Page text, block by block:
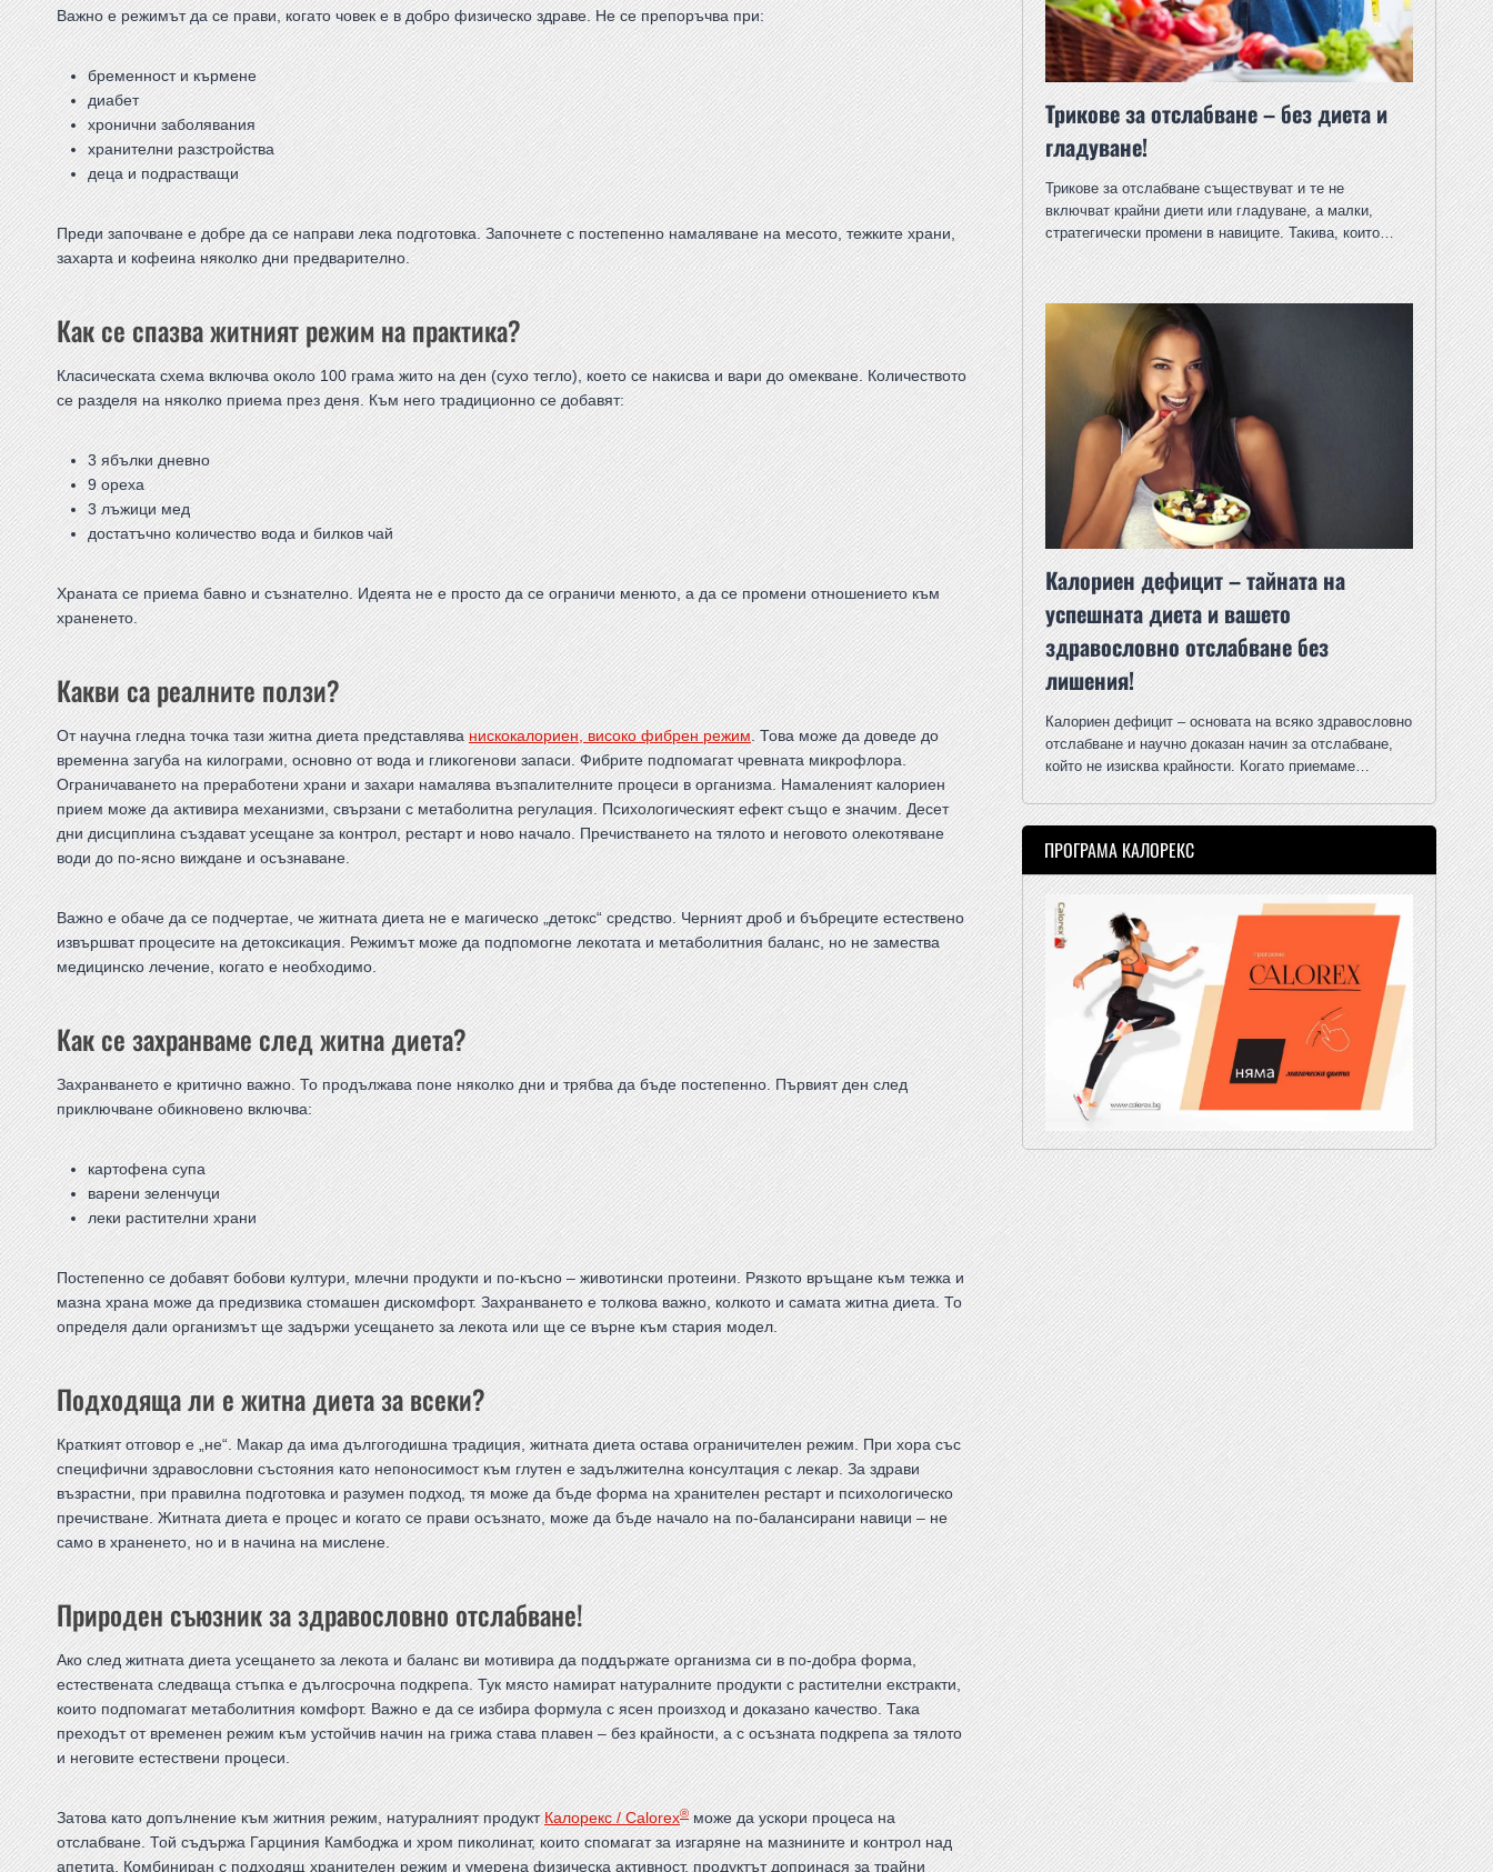
Важно е режимът да се прави, когато човек е в добро физическо здраве. Не се препоръчва при:
бременност и кърмене
диабет
хронични заболявания
хранителни разстройства
деца и подрастващи
Преди започване е добре да се направи лека подготовка. Започнете с постепенно намаляване на месото, тежките храни,
захарта и кофеина няколко дни предварително.
Как се спазва житният режим на практика?
Класическата схема включва около 100 грама жито на ден (сухо тегло), което се накисва и вари до омекване. Количеството
се разделя на няколко приема през деня. Към него традиционно се добавят:
3 ябълки дневно
9 ореха
3 лъжици мед
достатъчно количество вода и билков чай
Храната се приема бавно и съзнателно. Идеята не е просто да се ограничи менюто, а да се промени отношението към
храненето.
Какви са реалните ползи?
От научна гледна точка тази житна диета представлява нискокалориен, високо фибрен режим. Това може да доведе до
временна загуба на килограми, основно от вода и гликогенови запаси. Фибрите подпомагат чревната микрофлора.
Ограничаването на преработени храни и захари намалява възпалителните процеси в организма. Намаленият калориен
прием може да активира механизми, свързани с метаболитна регулация. Психологическият ефект също е значим. Десет
дни дисциплина създават усещане за контрол, рестарт и ново начало. Пречистването на тялото и неговото олекотяване
води до по-ясно виждане и осъзнаване.
Важно е обаче да се подчертае, че житната диета не е магическо „детокс“ средство. Черният дроб и бъбреците естествено
извършват процесите на детоксикация. Режимът може да подпомогне лекотата и метаболитния баланс, но не замества
медицинско лечение, когато е необходимо.
Как се захранваме след житна диета?
Захранването е критично важно. То продължава поне няколко дни и трябва да бъде постепенно. Първият ден след
приключване обикновено включва:
картофена супа
варени зеленчуци
леки растителни храни
Постепенно се добавят бобови култури, млечни продукти и по-късно – животински протеини. Рязкото връщане към тежка и
мазна храна може да предизвика стомашен дискомфорт. Захранването е толкова важно, колкото и самата житна диета. То
определя дали организмът ще задържи усещането за лекота или ще се върне към стария модел.
Подходяща ли е житна диета за всеки?
Краткият отговор е „не“. Макар да има дългогодишна традиция, житната диета остава ограничителен режим. При хора със
специфични здравословни състояния като непоносимост към глутен е задължителна консултация с лекар. За здрави
възрастни, при правилна подготовка и разумен подход, тя може да бъде форма на хранителен рестарт и психологическо
пречистване. Житната диета е процес и когато се прави осъзнато, може да бъде начало на по-балансирани навици – не
само в храненето, но и в начина на мислене.
Природен съюзник за здравословно отслабване!
Ако след житната диета усещането за лекота и баланс ви мотивира да поддържате организма си в по-добра форма,
естествената следваща стъпка е дългосрочна подкрепа. Тук място намират натуралните продукти с растителни екстракти,
които подпомагат метаболитния комфорт. Важно е да се избира формула с ясен произход и доказано качество. Така
преходът от временен режим към устойчив начин на грижа става плавен – без крайности, а с осъзната подкрепа за тялото
и неговите естествени процеси.
Затова като допълнение към житния режим, натуралният продуктКалорекс / Calorex®може да ускори процеса на
отслабване. Той съдържа Гарциния Камбоджа и хром пиколинат, които спомагат за изгаряне на мазнините и контрол над
апетита. Комбиниран с подходящ хранителен режим и умерена физическа активност, продуктът допринася за трайни
Трикове за отслабване – без диета и
гладуване!
Трикове за отслабване съществуват и те не
включват крайни диети или гладуване, а малки,
стратегически промени в навиците. Такива, които…
Калориен дефицит – тайната на
успешната диета и вашето
здравословно отслабване без
лишения!
Калориен дефицит – основата на всяко здравословно
отслабване и научно доказан начин за отслабване,
който не изисква крайности. Когато приемаме…
ПРОГРАМА КАЛОРЕКС